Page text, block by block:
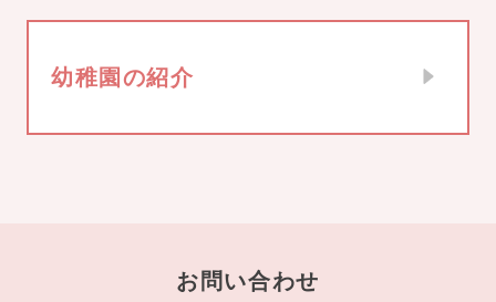
幼稚園の紹介
お問い合わせ